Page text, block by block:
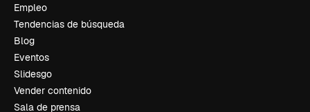
Empleo
Tendencias de búsqueda
Blog
Eventos
Slidesgo
Vender contenido
Sala de prensa